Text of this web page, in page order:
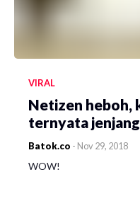
VIRAL
Netizen heboh,
ternyata
Batok.co - Nov 29, 2018
WOW!